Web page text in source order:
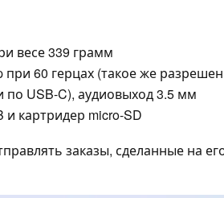
весе 339 грамм
при 60 герцах (такое же
USB-C), аудиовыход 3.5 мм
картридер micro-SD
заказы, сделанные на